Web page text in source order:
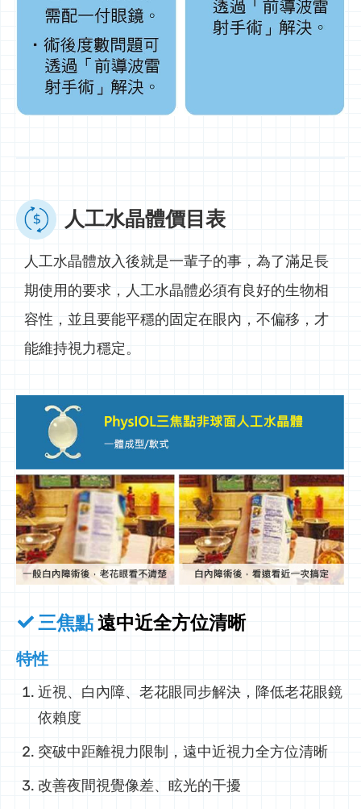
人工水晶體價目表
人工水晶體放入後就是一輩子的事，為了滿足長
期使用的要求，人工水晶體必須有良好的生物相
容性，並且要能平穩的固定在眼內，不偏移，才
能維持視力穩定。
三焦點遠中近全方位清晰
特性
近視、白內障、老花眼同步解決，降低老花眼鏡
依賴度
突破中距離視力限制，遠中近視力全方位清晰
改善夜間視覺像差、眩光的干擾